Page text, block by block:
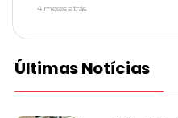
4 meses atrás
Últimas Notícias